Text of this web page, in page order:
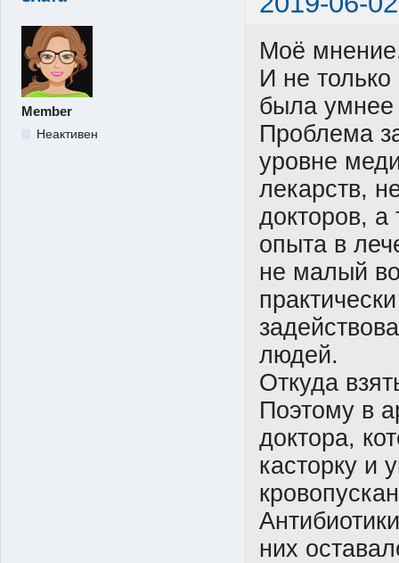
Member
Неактивен
Моё
И не только
была умнее
Проблема
уровне
лекарств,
докторов,
опыта в
не малый
людей.
Откуда
Поэтому в
доктора,
касторку и
них